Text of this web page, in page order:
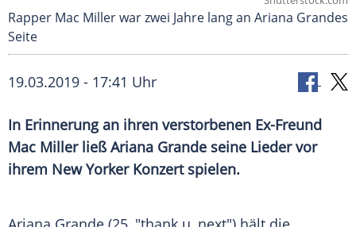
Rapper Mac Miller war zwei Jahre lang an Ariana Grandes
Seite
19.03.2019 - 17:41 Uhr
In Erinnerung an ihren verstorbenen Ex-Freund
Mac Millerließ Ariana Grande seine Lieder vor
ihrem New Yorker Konzert spielen.